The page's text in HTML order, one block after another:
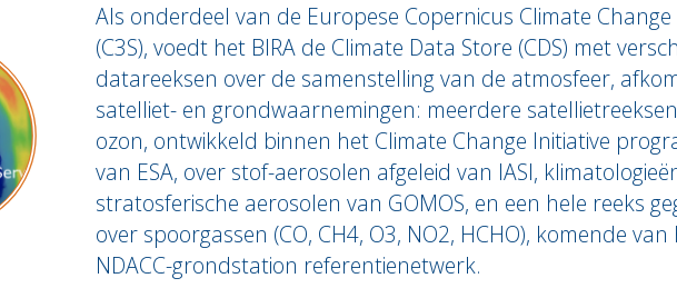
Als onderdeel van de Europese Copernicus Climate Change
(C3S), voedt het BIRA de Climate Data Store (CDS) met
datareeksen over de samenstelling van de atmosfeer,
satelliet- en grondwaarnemingen: meerdere
ozon, ontwikkeld binnen het Climate Change Initiative
van ESA, over stof-aerosolen afgeleid van IASI,
stratosferische aerosolen van GOMOS, en een hele reeks
over spoorgassen (CO, CH4, O3, NO2, HCHO), komende van
NDACC-grondstation referentienetwerk.